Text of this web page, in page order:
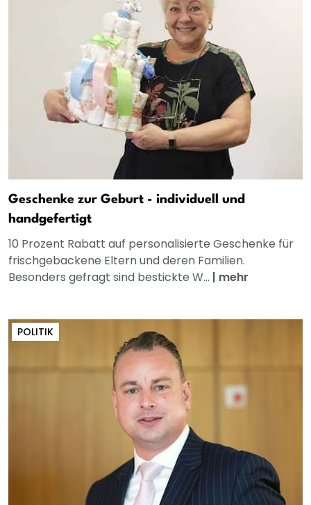
Geschenke zur Geburt - individuell und
handgefertigt
10 Prozent Rabatt auf personalisierte Geschenke für
frischgebackene Eltern und deren Familien.
Besonders gefragt sind bestickte W... | mehr
POLITIK